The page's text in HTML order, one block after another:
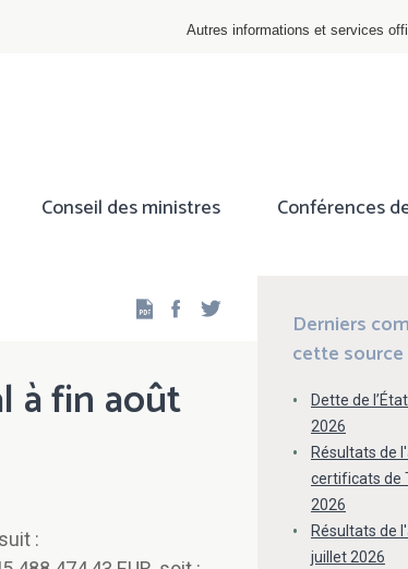
Autres informations et services
Conseil des ministres Conférences
Facebook
à fin août
:
Derniers
cette source
Dette de
2026
Résultats de
certificats de
2026
Résultats de
juillet 2026